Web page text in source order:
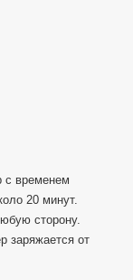
с временем
20 минут.
сторону.
заряжается от